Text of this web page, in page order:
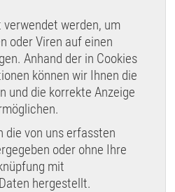
werden, um
oder Viren auf einen
Anhand der in Cookies
können wir Ihnen die
und die korrekte Anzeige
die von uns erfassten
oder ohne Ihre
mit
hergestellt.